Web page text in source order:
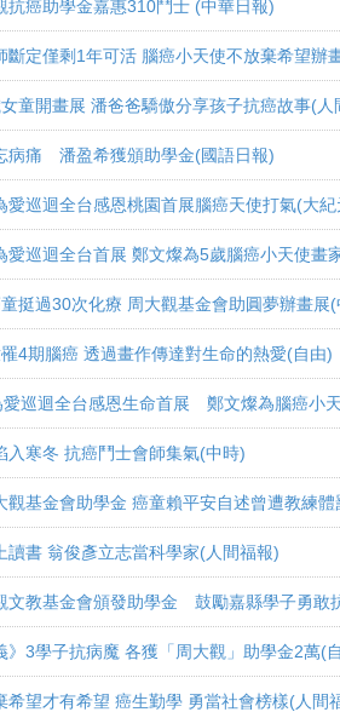
抗癌助學金嘉惠310鬥士 (中華日報)
斷定僅剩1年可活 腦癌小天使不放棄希望辦
童開畫展 潘爸爸驕傲分享孩子抗癌故事(人
病痛 潘盈希獲頒助學金(國語日報)
愛巡迴全台感恩桃園首展腦癌天使打氣(大紀
愛巡迴全台首展 鄭文燦為5歲腦癌小天使畫
挺過30次化療 周大觀基金會助圓夢辦畫展
4期腦癌 透過畫作傳達對生命的熱愛(自由)
巡迴全台感恩生命首展 鄭文燦為腦癌小
入寒冬 抗癌鬥士會師集氣(中時)
觀基金會助學金 癌童賴平安自述曾遭教練體
讀書 翁俊彥立志當科學家(人間福報)
文教基金會頒發助學金 鼓勵嘉縣學子勇敢
》3學子抗病魔 各獲「周大觀」助學金2萬(
希望才有希望 癌生勤學 勇當社會榜樣(人間